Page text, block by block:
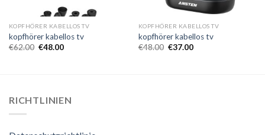
KOPFHÖRER KABELLOS TV
kopfhörer kabellos tv
€62.00 €48.00
KOPFHÖRER KABELLOS TV
kopfhörer kabellos tv
€48.00 €37.00
RICHTLINIEN